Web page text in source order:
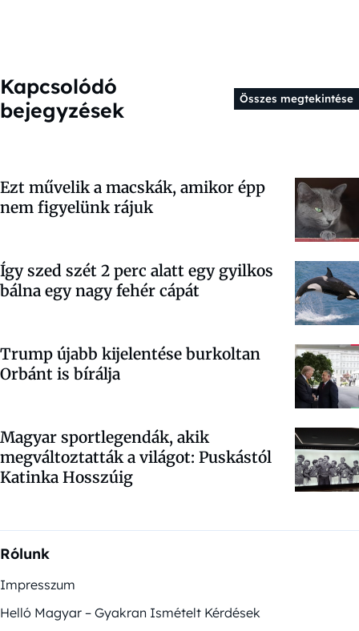
Kapcsolódó
bejegyzések
Összes megtekintése
Ezt művelik a macskák, amikor épp
nem figyelünk rájuk
Így szed szét 2 perc alatt egy gyilkos
bálna egy nagy fehér cápát
Trump újabb kijelentése burkoltan
Orbánt is bírálja
Magyar sportlegendák, akik
megváltoztatták a világot: Puskástól
Katinka Hosszúig
Rólunk
Impresszum
Helló Magyar – Gyakran Ismételt Kérdések